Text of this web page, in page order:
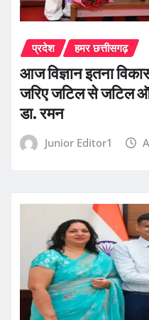
प्रदेश हमर छत्तीसगढ़
आज विज्ञान इतना
जरिए जटिल से जटिल
डा. रमन
Junior Editor1